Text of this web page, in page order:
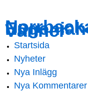
main
content
navigation
Vänner
Main menu
Startsida
Nyheter
Nya Inlägg
Nya Kommentarer